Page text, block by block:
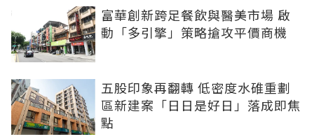
富華創新跨足餐飲與醫美市場 啟
動「多引擎」策略搶攻平價商機
五股印象再翻轉 低密度水碓重劃
區新建案「日日是好日」落成即焦
點